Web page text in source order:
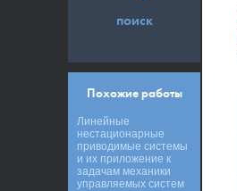
поиск
Похожие работы
Линейные
нестационарные
приводимые системы
и их приложение к
задачам механики
управляемых систем